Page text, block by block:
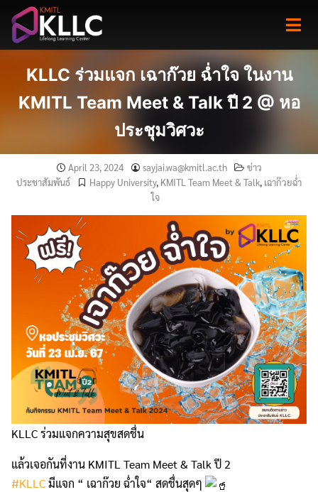
content
KLLC ร่วมแจก เฉาก๊วย ฉ่ำใจ ในงาน
KMITL Team Meet & Talk ปี 2 @ หอ
ประชุมวิศวะ
April 23, 2024 sayjai.wa@kmitl.ac.th
ข่าว
ประชาสัมพันธ์
Happy University, KMITL Team Meet & Talk, เฉาก๊วยฉ่ำ
ใจ
KLLC ร่วมแจกความสุขสดชื่น
แล้วเจอกันที่งาน KMITL Team Meet & Talk ปี 2
#KLLCมีแจก “ เฉาก๊วย ฉ่ำใจ“ สดชื่นสุดๆ